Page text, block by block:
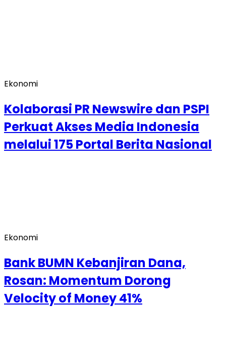
Ekonomi
Kolaborasi PR Newswire dan PSPI
Perkuat Akses Media Indonesia
melalui 175 Portal Berita Nasional
Ekonomi
Bank BUMN Kebanjiran Dana,
Rosan: Momentum Dorong
Velocity of Money 41%